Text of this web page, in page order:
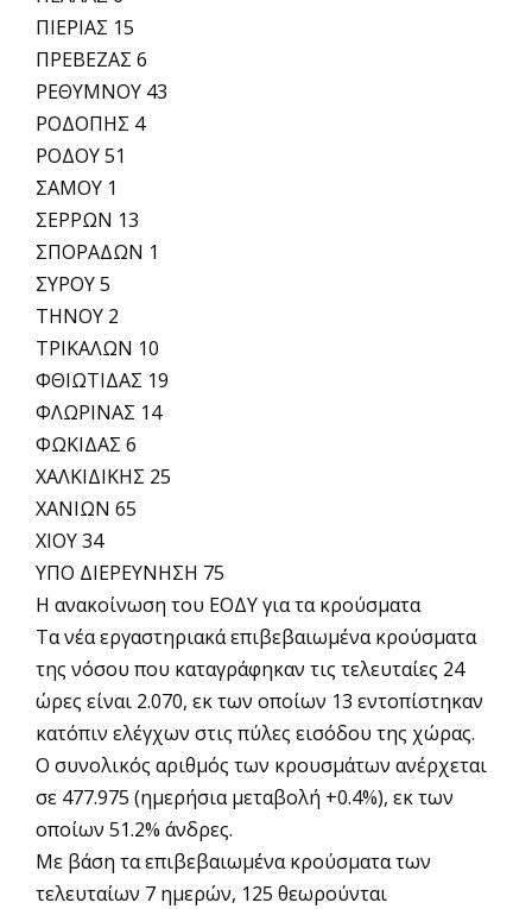
ΠΙΕΡΙΑΣ 15
ΠΡΕΒΕΖΑΣ 6
ΡΕΘΥΜΝΟΥ 43
ΡΟΔΟΠΗΣ 4
ΡΟΔΟΥ 51
ΣΑΜΟΥ 1
ΣΕΡΡΩΝ 13
ΣΠΟΡΑΔΩΝ 1
ΣΥΡΟΥ 5
ΤΗΝΟΥ 2
ΤΡΙΚΑΛΩΝ 10
ΦΘΙΩΤΙΔΑΣ 19
ΦΛΩΡΙΝΑΣ 14
ΦΩΚΙΔΑΣ 6
ΧΑΛΚΙΔΙΚΗΣ 25
ΧΑΝΙΩΝ 65
ΧΙΟΥ 34
ΥΠΟ ΔΙΕΡΕΥΝΗΣΗ 75
Η ανακοίνωση του ΕΟΔΥ για τα κρούσματα
Τα νέα εργαστηριακά επιβεβαιωμένα κρούσματα
της νόσου που καταγράφηκαν τις τελευταίες 24
ώρες είναι 2.070, εκ των οποίων 13 εντοπίστηκαν
κατόπιν ελέγχων στις πύλες εισόδου της χώρας.
Ο συνολικός αριθμός των κρουσμάτων ανέρχεται
σε 477.975 (ημερήσια μεταβολή +0.4%), εκ των
οποίων 51.2% άνδρες.
Με βάση τα επιβεβαιωμένα κρούσματα των
τελευταίων 7 ημερών, 125 θεωρούνται